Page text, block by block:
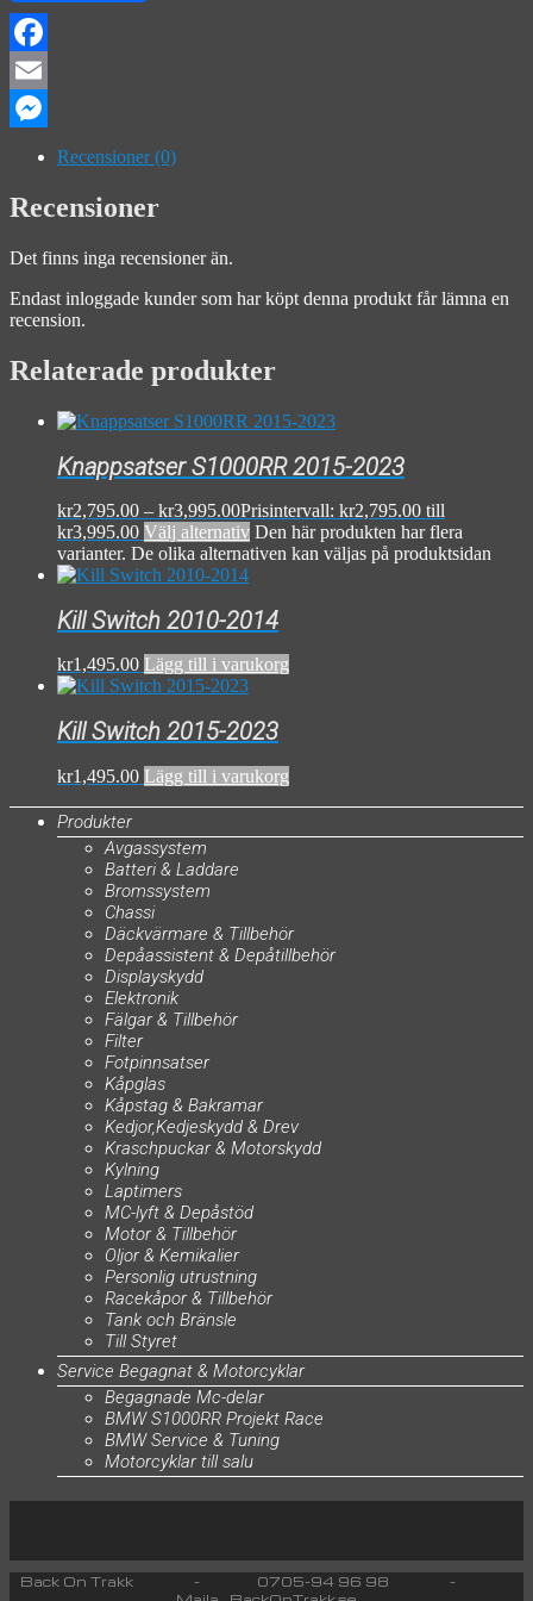
Facebook
Email
Messenger
Recensioner (0)
Recensioner
Det finns inga recensioner än.
Endast inloggade kunder som har köpt denna produkt får lämna en
recension.
Relaterade produkter
Knappsatser S1000RR 2015-2023
kr2,795.00 – kr3,995.00Prisintervall: kr2,795.00 till
kr3,995.00 Välj alternativ Den här produkten har flera
varianter. De olika alternativen kan väljas på produktsidan
Kill Switch 2010-2014
kr1,495.00 Lägg till i varukorg
Kill Switch 2015-2023
kr1,495.00 Lägg till i varukorg
Produkter
Avgassystem
Batteri & Laddare
Bromssystem
Chassi
Däckvärmare & Tillbehör
Depåassistent & Depåtillbehör
Displayskydd
Elektronik
Fälgar & Tillbehör
Filter
Fotpinnsatser
Kåpglas
Kåpstag & Bakramar
Kedjor,Kedjeskydd & Drev
Kraschpuckar & Motorskydd
Kylning
Laptimers
MC-lyft & Depåstöd
Motor & Tillbehör
Oljor & Kemikalier
Personlig utrustning
Racekåpor & Tillbehör
Tank och Bränsle
Till Styret
Service Begagnat & Motorcyklar
Begagnade Mc-delar
BMW S1000RR Projekt Race
BMW Service & Tuning
Motorcyklar till salu
Back On Trakk - 0705-94 96 98 -